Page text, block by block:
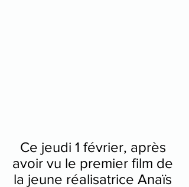
Ce jeudi 1 février, après
avoir vu le premier film de
la jeune réalisatrice Anaïs